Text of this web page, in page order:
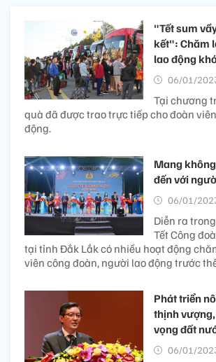
"Tết sum
kết": Chăm
lao động
06/01/
Tại chương
quà đã được trao trực tiếp cho đoàn
động.
Mang
đến với
06/01/
Diễn ra
Tết Công
tại tỉnh Đắk Lắk có nhiều hoạt động
viên công đoàn, người lao động trước
Phát triển
thịnh
vọng đất
06/01/